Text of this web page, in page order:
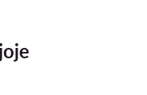
kelnes